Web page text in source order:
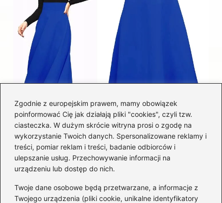
Zgodnie z europejskim prawem, mamy obowiązek
poinformować Cię jak działają pliki "cookies", czyli tzw.
ciasteczka. W dużym skrócie witryna prosi o zgodę na
wykorzystanie Twoich danych. Spersonalizowane reklamy i
treści, pomiar reklam i treści, badanie odbiorców i
ulepszanie usług. Przechowywanie informacji na
urządzeniu lub dostęp do nich.
Twoje dane osobowe będą przetwarzane, a informacje z
Twojego urządzenia (pliki cookie, unikalne identyfikatory
Łatwy sposób jak skrócić spódnicę z
półkoła w domu
Kategorie
Akcesoria(29)